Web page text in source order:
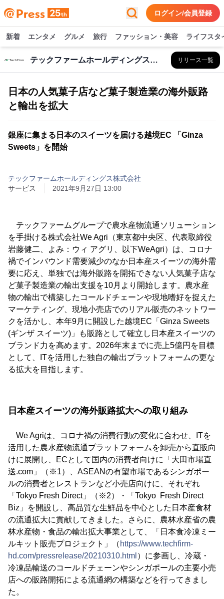
ログイン/会員登録
新着 エンタメ グルメ 旅行 ファッション・美容 ライフスタ
テックファームホールディングス株式会社 リリース一覧
日本の人気菓子店など菓子製造業の海外販路
と輸出を拡大
銀座に集まる日本のスイーツを届ける越境EC 「Ginza
Sweets」を開始
テックファームホールディングス株式会社
サービス
2021年9月27日 13:00
テックファームグループで農水産物流通ソリューション
を手掛ける株式会社We Agri（東京都中央区、代表取締役
岩藤健二、よみ：ウィ アグリ、以下WeAgri）は、コロナ
禍でインバウンド需要減少のなか日本産スイーツの海外需
要に応え、単独では海外販路を開拓できない人気菓子店な
ど菓子製造業の輸出支援を10月より開始します。農水産
物の輸出で構築したコールドチェーンや現地嗜好を捉えた
マーケティング、現地小売店でのリアル販売のネットワー
クを活かし、本年9月に開設した越境EC「Ginza Sweets
(ギンザ スイーツ)」も販路として確立し日本産スイーツの
ブランド力を高めます。2026年末までに売上5億円を目標
として、ITを活用した独自の輸出プラットフォームの更な
る拡大を目指します。
日本産スイーツの海外販路拡大への取り組み
We Agriは、コロナ禍の消費行動の変化に合わせ、ITを
活用した農水産物流通プラットフォームを卸売から直販向
けに展開し、ECとして国内の消費者向けに「大田市場直
送.com」（※1）、ASEANの有望市場であるシンガポー
ルの消費者とレストランなど小売店向けに、それぞれ
「Tokyo Fresh Direct」（※2）・「Tokyo Fresh Direct
Biz」を開設し、高品質な生鮮品を中心とした日本産食材
の流通拡大に貢献してきました。さらに、農林水産省の農
林水産物・食品の輸出拡大事業として、「日本食冷凍ミー
ルキット販売プロジェクト」（ https://www.techfirm-
hd.com/pressrelease/20210310.html ）に参画し、冷蔵・
冷凍品輸送のコールドチェーンやシンガポールの主要小売
店への販路開拓による流通網の構築などを行ってきまし
た。